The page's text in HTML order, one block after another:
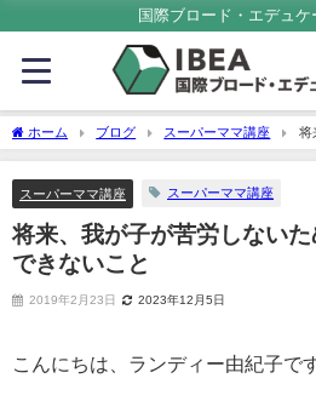
国際ブロード・エデュケ
ホーム ブログ スーパーママ講座
将
さんにしかできないこと
スーパーママ講座 スーパーママ講座
将来、我が子が苦労しない
できないこと
2019年2月23日 2023年12月5日
こんにちは、ランディー由紀子です